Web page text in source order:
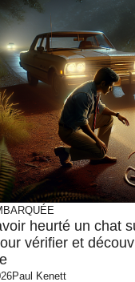
heurté un chat
vérifier et
Paul Kenett